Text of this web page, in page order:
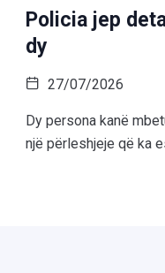
Policia jep
dy
27/07/2026
Dy persona kanë
një përleshjeje që ka